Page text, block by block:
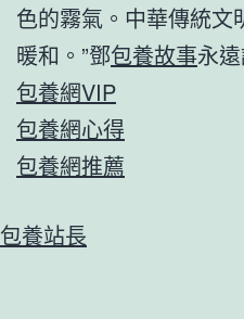
色的霧氣。中華傳統文
暖和。”鄧包養故事永遠
包養網VIP
包養網心得
包養網推薦
包養站長